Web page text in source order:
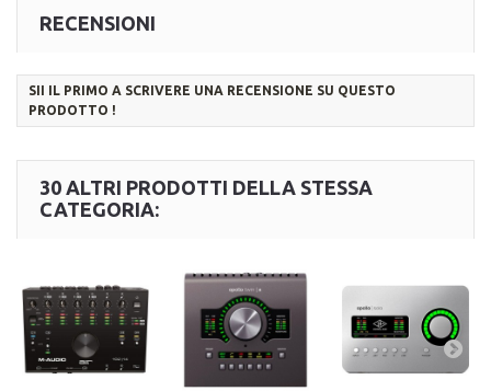
RECENSIONI
SII IL PRIMO A SCRIVERE UNA RECENSIONE SU QUESTO
PRODOTTO !
30 ALTRI PRODOTTI DELLA STESSA
CATEGORIA: